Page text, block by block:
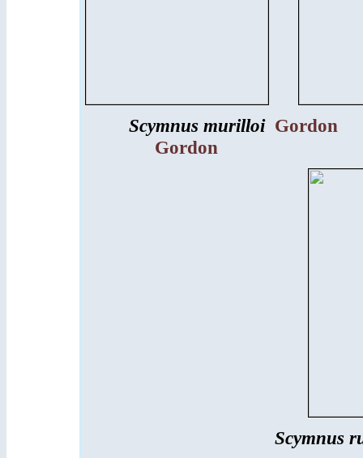
Scymnus murilloi Gordon
Gordon
Scymnus